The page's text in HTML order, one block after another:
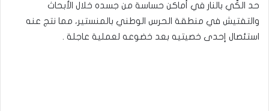
حد الكّي بالنار في أماكن حساسة من جسده خلال الأبحاث
والتفتيش في منطقة الحرس الوطني بالمنستير، مما نتج عنه
استئصال إحدى خصيتيه بعد خضوعه لعملية عاجلة .